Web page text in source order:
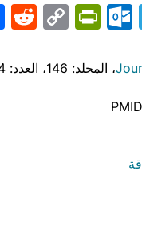
Telegram
، المجلد: 146
، العدد: 14